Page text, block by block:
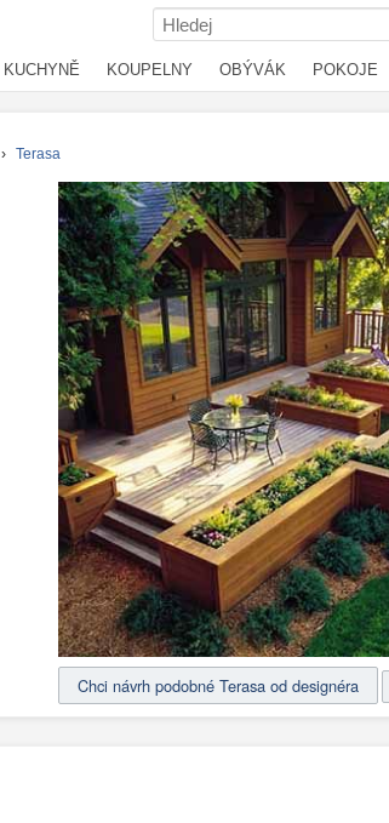
KUCHYNĚ KOUPELNY OBÝVÁK POKOJE
› Terasa
Chci návrh podobné Terasa od designéra